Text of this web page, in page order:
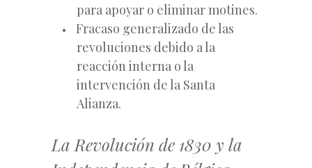
para apoyar o eliminar motines.
Fracaso generalizado de las
revoluciones debido a la
reacción interna o la
intervención de la Santa
Alianza.
La Revolución de 1830 y la